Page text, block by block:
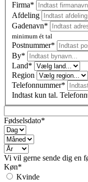
Firma*
Afdeling
Gadenavn*
minimum ét tal
Postnummer*
By*
Land*
Region
Telefonnummer*
Indtast kun tal.
Fødselsdato*
Vi vil gerne sende dig en
Køn*
Kvinde